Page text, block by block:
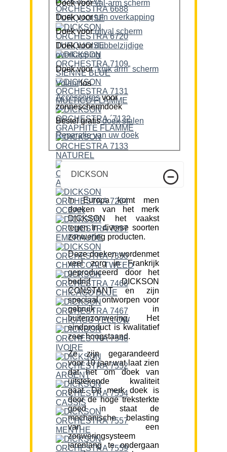
Doek voor
val-arm scherm
Doek voor
tuin overkapping
Doek voor
uitval scherm
Doek voordubbelzijdige
overkapping
Doek voor
“knik arm” scherm
Volantlos
Accessoiresvoor
zonneschermdoek
Bestel gratis doek stalen
Reparatie van uw doek
DICKSON
In Europa komt men
doeken van het merk
DICKSON het vaakst
tegen in diverse soorten
zonwering producten.
Deze doeken wordenmet
veel zorg in Frankrijk
geproduceerd door het
bedrijf DICKSON
CONSTANT en zijn
speciaal ontworpen voor
gebruik in
buitenzonwering. Het
eindproduct is kwalitatief
zeer hoogstaand.
Ze zijn gegarandeerd
voor 10 jaar,wat laat zien
dat het om doek van
uitstekende kwaliteit
gaat. Dit merk doek is
door de hoge treksterkte
goed in staat de
mechanische belasting
van een
zonweringsysteem
jarenlang te ondergaan